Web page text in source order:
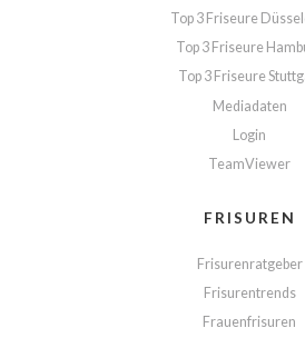
Top 3 Friseure
Top 3 Friseure
Top 3 Friseure
Mediadaten
Login
TeamViewer
FRISUREN
Frisurenratgeber
Frisurentrends
Frauenfrisuren